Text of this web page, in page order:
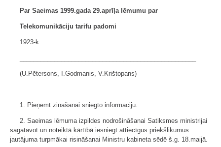
Par Saeimas 1999.gada 29.aprīļa lēmumu par
Telekomunikāciju tarifu padomi
1923-k
(U.Pētersons, I.Godmanis, V.Krištopans)
1. Pieņemt zināšanai sniegto informāciju.
2. Saeimas lēmuma izpildes nodrošināšanai Satiksmes ministrijai
sagatavot un noteiktā kārtībā iesniegt attiecīgus priekšlikumus
jautājuma turpmākai risināšanai Ministru kabineta sēdē š.g. 18.maijā.